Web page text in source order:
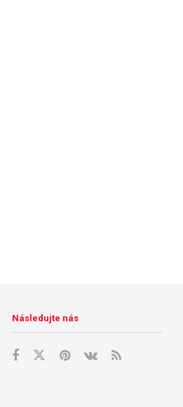
Následujte nás